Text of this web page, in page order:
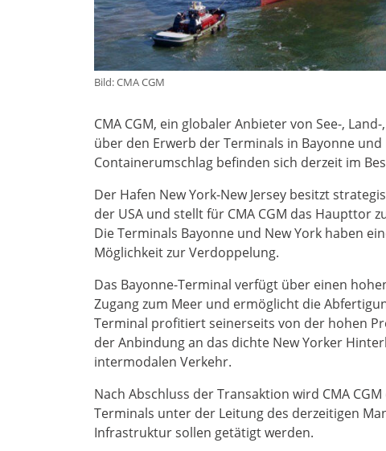
Bild: CMA CGM
CMA CGM, ein globaler Anbieter von See-,
über den Erwerb der Terminals in Bayonne
Containerumschlag befinden sich derzeit im
Der Hafen New York-New Jersey besitzt
der USA und stellt für CMA CGM das Haupttor
Die Terminals Bayonne und New York haben
Möglichkeit zur Verdoppelung.
Das Bayonne-Terminal verfügt über einen
Zugang zum Meer und ermöglicht die
Terminal profitiert seinerseits von der hohen
der Anbindung an das dichte New Yorker
intermodalen Verkehr.
Nach Abschluss der Transaktion wird CMA
Terminals unter der Leitung des derzeitigen
Infrastruktur sollen getätigt werden.